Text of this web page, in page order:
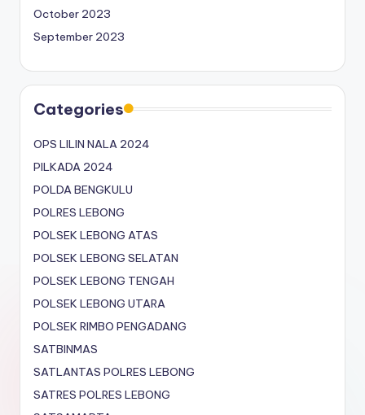
October 2023
September 2023
Categories
OPS LILIN NALA 2024
PILKADA 2024
POLDA BENGKULU
POLRES LEBONG
POLSEK LEBONG ATAS
POLSEK LEBONG SELATAN
POLSEK LEBONG TENGAH
POLSEK LEBONG UTARA
POLSEK RIMBO PENGADANG
SATBINMAS
SATLANTAS POLRES LEBONG
SATRES POLRES LEBONG